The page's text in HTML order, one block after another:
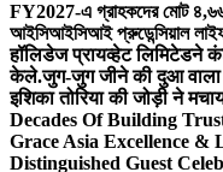
FY2027-এ গ্রাহকদের মোট
আইসিআইসিআই প্রুডেন্সিয়াল লাইফ
हॉलिडेज प्रायव्हेट लिमिटेडने
केले.जुग-जुग जीने की दुआ वाला
इशिका तोरिया की जोड़ी ने
Decades Of Building
Grace Asia Excellence &
Distinguished Guest